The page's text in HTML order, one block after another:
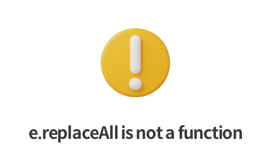
e.replaceAll is not a function